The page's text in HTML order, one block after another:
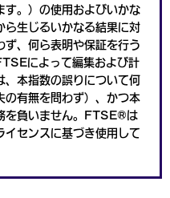
す。）の使用およびいかな
ら生じるいかなる結果に対
ず、何ら表明や保証を行う
によって編集および計
本指数の誤りについて何
の有無を問わず）、かつ本
を負いません。FTSE®は
センスに基づき使用して